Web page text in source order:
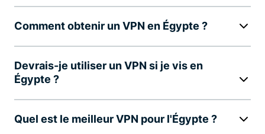
Comment obtenir un VPN en Égypte ?
Devrais-je utiliser un VPN si je vis en
Égypte ?
Quel est le meilleur VPN pour l'Égypte ?